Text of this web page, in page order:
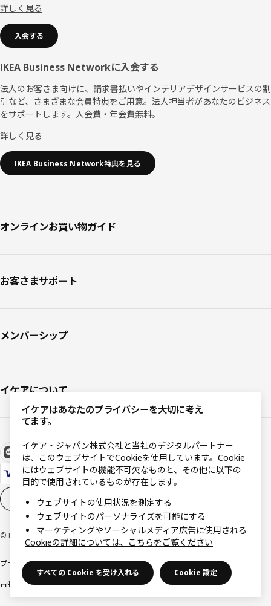
詳しく見る
入会する
IKEA Business Networkに入会する
法人のお客さま向けに、請求書払いやインテリアデザインサービスの割
引など、さまざまな会員特典をご用意。法人担当者があなたのビジネス
をサポートします。入会費・年会費無料。
詳しく見る
IKEA Business Network特典を見る
オンラインお買い物ガイド
お客さまサポート
メンバーシップ
イケアについて
Cookieの設定 JA
© Inter IKEA Systems B.V 1999-2026
プライバシーポリシー利用規約Cookieポリシー
特定商取引法に基づく表記
古物営業法に基づく表記
イケアはあなたのプライバシーを大切に考え
てます。
イケア・ジャパン株式会社と当社のデジタルパートナー
は、このウェブサイトでCookieを使用しています。Cookie
にはウェブサイトの機能不可欠なものと、その他に以下の
目的で使用されているものが存在します。
ウェブサイトの使用状況を測定する
ウェブサイトのパーソナライズを可能にする
マーケティングやソーシャルメディア広告に使用される
Cookieの詳細については、こちらをご覧ください
すべての Cookie を受け入れる Cookie 設定